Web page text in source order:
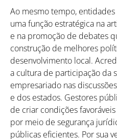
Ao mesmo tempo,
uma função estratégica na
e na promoção de debates
construção de melhores
desenvolvimento local.
a cultura de participação da
empresariado nas
e dos estados. Gestores
de criar condições
por meio de segurança
públicas eficientes. Por sua